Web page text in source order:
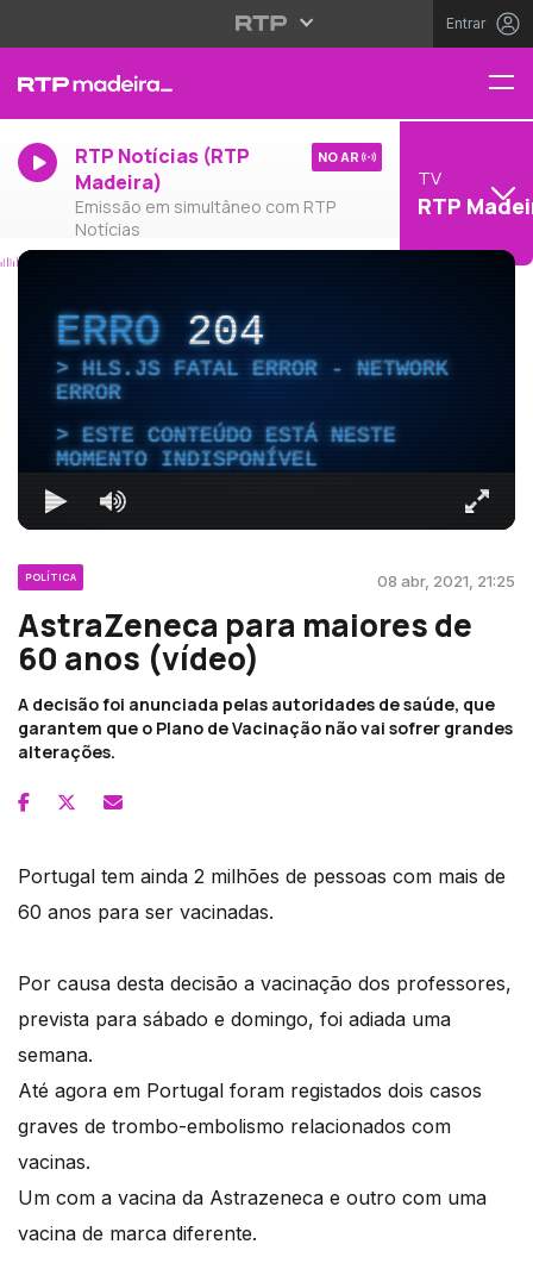
Entrar
RTP Notícias (RTP
Madeira)
Emissão em simultâneo com RTP
Notícias
NO AR
TV
RTP
ERRO204
HLS.JS FATAL ERROR - NETWORK
ERROR
ESTE CONTEÚDO ESTÁ NESTE
MOMENTO INDISPONÍVEL
POLÍTICA 08 abr, 2021, 21:25
AstraZeneca para maiores de
60 anos (vídeo)
A decisão foi anunciada pelas autoridades de saúde, que
garantem que o Plano de Vacinação não vai sofrer grandes
alterações.
Portugal tem ainda 2 milhões de pessoas com mais de
60 anos para ser vacinadas.
Por causa desta decisão a vacinação dos professores,
prevista para sábado e domingo, foi adiada uma
semana.
Até agora em Portugal foram registados dois casos
graves de trombo-embolismo relacionados com
vacinas.
Um com a vacina da Astrazeneca e outro com uma
vacina de marca diferente.